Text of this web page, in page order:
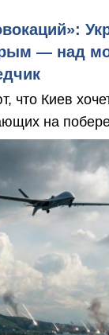
— над
что Киев
на